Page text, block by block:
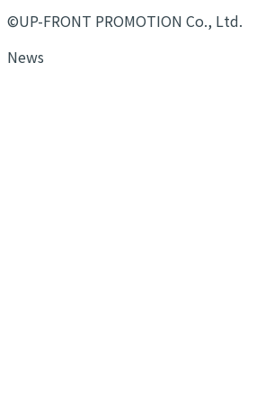
©UP-FRONT PROMOTION Co., Ltd.
News